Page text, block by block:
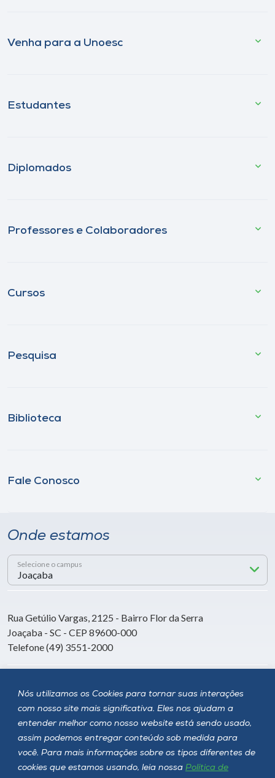
Nós utilizamos os Cookies para tornar suas interações
com nosso site mais significativa. Eles nos ajudam a
entender melhor como nosso website está sendo usado,
assim podemos entregar conteúdo sob medida para
você. Para mais informações sobre os tipos diferentes de
cookies que estamos usando, leia nossa Política de
Venha para a Unoesc
Estudantes
Diplomados
Professores e Colaboradores
Cursos
Pesquisa
Biblioteca
Fale Conosco
Onde estamos
Selecione o campus
Rua Getúlio Vargas, 2125 - Bairro Flor da Serra
Joaçaba - SC - CEP 89600-000
Telefone (49) 3551-2000
Siga a Unoesc